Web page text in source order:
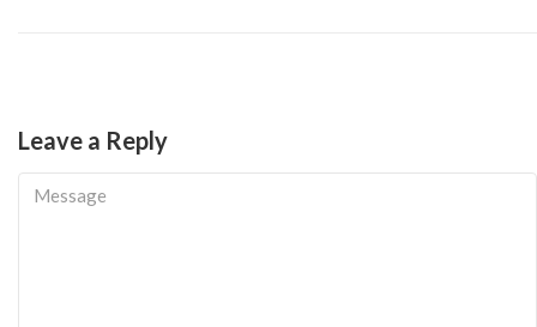
Leave a Reply